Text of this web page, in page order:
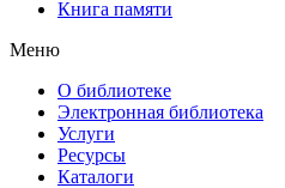
Книга памяти
Меню
О библиотеке
Электронная библиотека
Услуги
Ресурсы
Каталоги